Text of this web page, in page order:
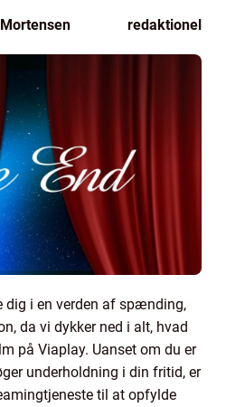
redaktionel
dig i en verden af spænding,
da vi dykker ned i alt, hvad
på Viaplay. Uanset om du er
underholdning i din fritid, er
til at opfylde